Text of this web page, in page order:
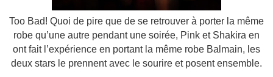
Too Bad! Quoi de pire que de se retrouver à porter la même
robe qu’une autre pendant une soirée, Pink et Shakira en
ont fait l’expérience en portant la même robe Balmain, les
deux stars le prennent avec le sourire et posent ensemble.